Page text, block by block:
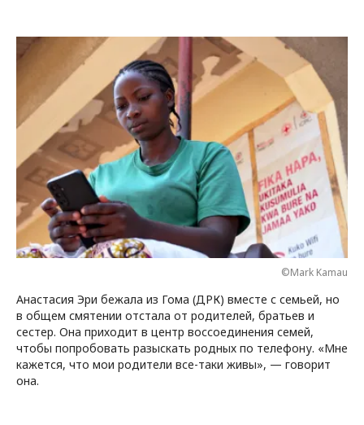
©Mark Kamau
Анастасия Эри бежала из Гома (ДРК) вместе с семьей, но
в общем смятении отстала от родителей, братьев и
сестер. Она приходит в центр воссоединения семей,
чтобы попробовать разыскать родных по телефону. «Мне
кажется, что мои родители все-таки живы», — говорит
она.